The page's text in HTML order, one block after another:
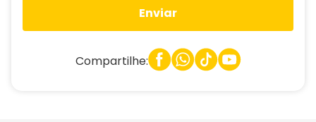
Enviar
Compartilhe: